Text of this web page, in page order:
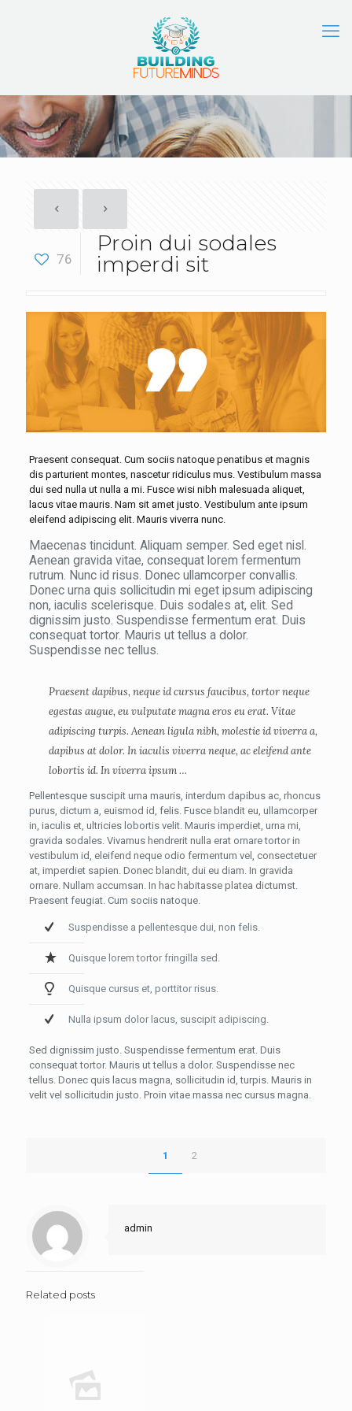
76
Proin dui sodales
imperdi sit
Praesent consequat. Cum sociis natoque penatibus et magnis
dis parturient montes, nascetur ridiculus mus. Vestibulum massa
dui sed nulla ut nulla a mi. Fusce wisi nibh malesuada aliquet,
lacus vitae mauris. Nam sit amet justo. Vestibulum ante ipsum
eleifend adipiscing elit. Mauris viverra nunc.
Maecenas tincidunt. Aliquam semper. Sed eget nisl.
Aenean gravida vitae, consequat lorem fermentum
rutrum. Nunc id risus. Donec ullamcorper convallis.
Donec urna quis sollicitudin mi eget ipsum adipiscing
non, iaculis scelerisque. Duis sodales at, elit. Sed
dignissim justo. Suspendisse fermentum erat. Duis
consequat tortor. Mauris ut tellus a dolor.
Suspendisse nec tellus.
Praesent dapibus, neque id cursus faucibus, tortor neque
egestas augue, eu vulputate magna eros eu erat. Vitae
adipiscing turpis. Aenean ligula nibh, molestie id viverra a,
dapibus at dolor. In iaculis viverra neque, ac eleifend ante
lobortis id. In viverra ipsum …
Pellentesque suscipit urna mauris, interdum dapibus ac, rhoncus
purus, dictum a, euismod id, felis. Fusce blandit eu, ullamcorper
in, iaculis et, ultricies lobortis velit. Mauris imperdiet, urna mi,
gravida sodales. Vivamus hendrerit nulla erat ornare tortor in
vestibulum id, eleifend neque odio fermentum vel, consectetuer
at, imperdiet sapien. Donec blandit, dui eu diam. In gravida
ornare. Nullam accumsan. In hac habitasse platea dictumst.
Praesent feugiat. Cum sociis natoque.
Suspendisse a pellentesque dui, non felis.
Quisque lorem tortor fringilla sed.
Quisque cursus et, porttitor risus.
Nulla ipsum dolor lacus, suscipit adipiscing.
Sed dignissim justo. Suspendisse fermentum erat. Duis
consequat tortor. Mauris ut tellus a dolor. Suspendisse nec
tellus. Donec quis lacus magna, sollicitudin id, turpis. Mauris in
velit vel sollicitudin justo. Proin vitae massa nec cursus magna.
1 2
admin
Related posts